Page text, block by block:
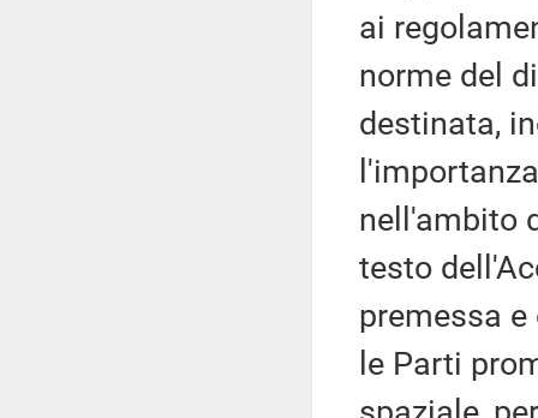
ai
norme del
destinata,
nell'ambito
testo
premessa
le Parti